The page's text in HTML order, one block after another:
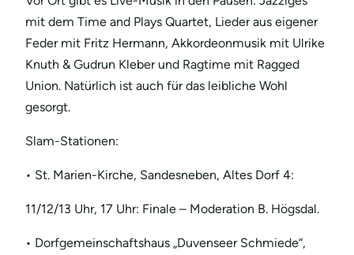
mit dem Time and Plays Quartet, Lieder aus eigener
Feder mit Fritz Hermann, Akkordeonmusik mit Ulrike
Knuth & Gudrun Kleber und Ragtime mit Ragged
Union. Natürlich ist auch für das leibliche Wohl
gesorgt.
Slam-Stationen:
• St. Marien-Kirche, Sandesneben, Altes Dorf 4:
11/12/13 Uhr, 17 Uhr: Finale – Moderation B. Högsdal.
• Dorfgemeinschaftshaus „Duvenseer Schmiede“,